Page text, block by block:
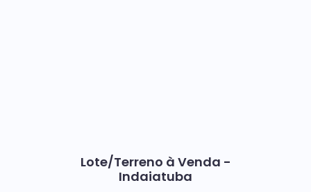
Lote/Terreno à Venda -
Indaiatuba